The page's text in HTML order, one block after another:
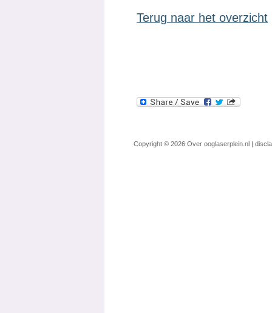
Terug naar het overzicht
Copyright © 2026 Over ooglaserplein.nl |